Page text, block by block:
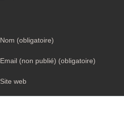
Nom (obligatoire)
Email (non publié) (obligatoire)
Site web